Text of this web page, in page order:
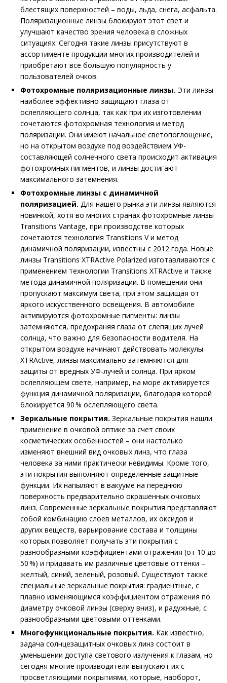
блестящих поверхностей – воды, льда, снега, асфальта.
Поляризационные линзы блокируют этот свет и
улучшают качество зрения человека в сложных
ситуациях. Сегодня такие линзы присутствуют в
ассортименте продукции многих производителей и
приобретают все большую популярность у
пользователей очков.
Фотохромные поляризационные линзы. Эти линзы
наиболее эффективно защищают глаза от
ослепляющего солнца, так как при их изготовлении
сочетаются фотохромная технология и метод
поляризации. Они имеют начальное светопоглощение,
но на открытом воздухе под воздействием УФ-
составляющей солнечного света происходит активация
фотохромных пигментов, и линзы достигают
максимального затемнения.
Фотохромные линзы с динамичной
поляризацией. Для нашего рынка эти линзы являются
новинкой, хотя во многих странах фотохромные линзы
Transitions Vantage, при производстве которых
сочетаются технология Transitions V и метод
динамичной поляризации, известны с 2012 года. Новые
линзы Transitions XTRActive Polarized изготавливаются с
применением технологии Transitions XTRActive и также
метода динамичной поляризации. В помещении они
пропускают максимум света, при этом защищая от
яркого искусственного освещения. В автомобиле
активируются фотохромные пигменты: линзы
затемняются, предохра­няя глаза от слепящих лучей
солнца, что важно для безопасности водителя. На
открытом воздухе начинают действовать молекулы
XTRActive, линзы максимально затемняются для
защиты от вредных УФ-лучей и солнца. При ярком
ослепляющем свете, например, на море активируется
функция динамичной поляризации, благодаря которой
блокируется 90 % ослепляющего света.
Зеркальные покрытия. Зеркальные покрытия нашли
применение в очковой оптике за счет своих
косметических особенностей – они настолько
изменяют внешний вид очковых линз, что глаза
человека за ними практически невидимы. Кроме того,
эти покрытия выполняют определенные защитные
функции. Их напыляют в вакууме на переднюю
поверхность предварительно окрашенных очковых
линз. Современные зеркальные покрытия представляют
собой комбинацию слоев металлов, их оксидов и
других веществ, варьирование состава и толщины
которых позволяет получать эти покрытия с
разнообразными коэффициентами отражения (от 10 до
50 %) и придавать им различные цветовые оттенки –
желтый, синий, зеленый, розовый. Существуют также
специальные зеркальные покрытия: градиентные, с
плавно изменяющимся коэффициентом отражения по
диаметру очковой линзы (сверху вниз), и радужные, с
разнообразными цветовыми оттенками.
Многофункциональные покрытия. Как известно,
задача солнцезащитных очковых линз состоит в
уменьшении доступа светового излучения к глазам, но
сегодня многие производители выпускают их с
просветляющими покрытиями, которые, наоборот,